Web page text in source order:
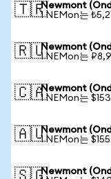
🇹🇷Newmont
1 NEMon는
🇷🇺Newmont
1 NEMon는
🇨🇦Newmont
1 NEMon는
🇦🇺Newmont
1 NEMon는
Newmont